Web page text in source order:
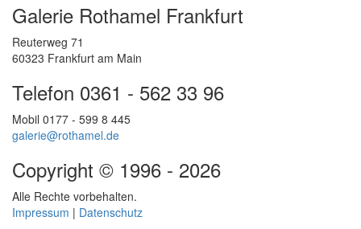
Galerie Rothamel Frankfurt
Reuterweg 71
60323 Frankfurt am Main
Telefon 0361 - 562 33 96
Mobil 0177 - 599 8 445
galerie@rothamel.de
Copyright © 1996 - 2026
Alle Rechte vorbehalten.
Impressum | Datenschutz